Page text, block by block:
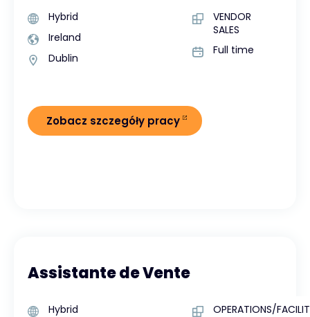
Hybrid
Ireland
Dublin
VENDOR
SALES
Full time
Zobacz szczegóły pracy
Assistante de Vente
Hybrid
OPERATIONS/